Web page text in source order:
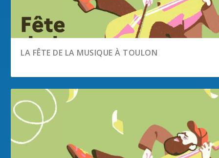
LA FÊTE DE LA MUSIQUE À TOULON